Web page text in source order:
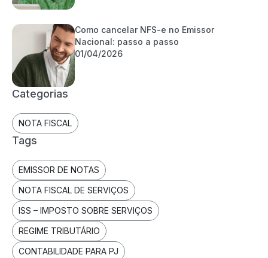
Como cancelar NFS-e no Emissor
Nacional: passo a passo
01/04/2026
Categorias
NOTA FISCAL
Tags
EMISSOR DE NOTAS
NOTA FISCAL DE SERVIÇOS
ISS – IMPOSTO SOBRE SERVIÇOS
REGIME TRIBUTÁRIO
CONTABILIDADE PARA PJ